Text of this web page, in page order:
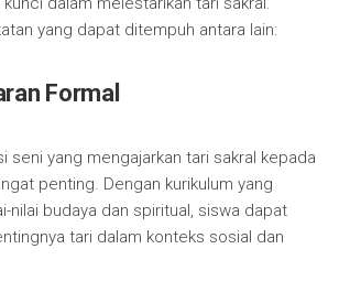
yang dapat ditempuh antara lain:
Formal
seni yang mengajarkan tari sakral kepada
penting. Dengan kurikulum yang
nilai budaya dan spiritual, siswa dapat
tari dalam konteks sosial dan